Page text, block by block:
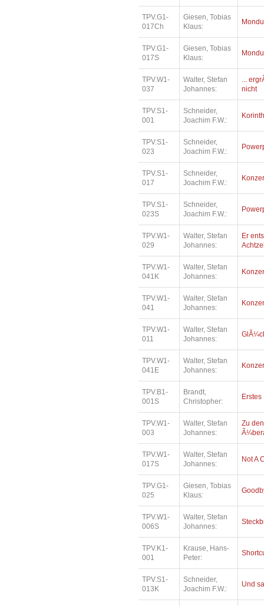
TPV.G1-
017Ch
Giesen, Tobias
Klaus:
TPV.G1-
017S
Giesen, Tobias
Klaus:
TPV.W1-
037
Walter, Stefan
Johannes:
...
nicht
TPV.S1-
001
Schneider,
Joachim F.W.:
TPV.S1-
023
Schneider,
Joachim F.W.:
TPV.S1-
017
Schneider,
Joachim F.W.:
TPV.S1-
023S
Schneider,
Joachim F.W.:
TPV.W1-
029
Walter, Stefan
Johannes:
Er
TPV.W1-
041K
Walter, Stefan
Johannes:
TPV.W1-
041
Walter, Stefan
Johannes:
TPV.W1-
011
Walter, Stefan
Johannes:
TPV.W1-
041E
Walter, Stefan
Johannes:
TPV.B1-
001S
Brandt,
Christopher:
TPV.W1-
003
Walter, Stefan
Johannes:
Zu
TPV.W1-
017S
Walter, Stefan
Johannes:
Not A
TPV.G1-
025
Giesen, Tobias
Klaus:
TPV.W1-
006S
Walter, Stefan
Johannes:
TPV.K1-
001
Krause, Hans-
Peter:
TPV.S1-
013K
Schneider,
Joachim F.W.:
Und